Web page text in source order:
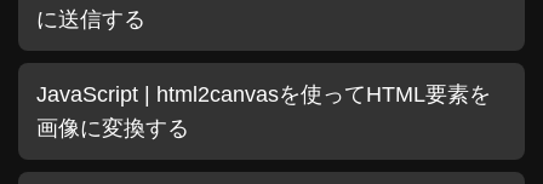
に送信する
JavaScript | html2canvasを使ってHTML要素を
画像に変換する